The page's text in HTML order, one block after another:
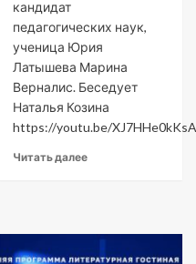
кандидат
педагогических наук,
ученица Юрия
Латышева Марина
Верналис. Беседует
Наталья Козина
https://youtu.be/XJ7HHe0kKsA
Читать далее